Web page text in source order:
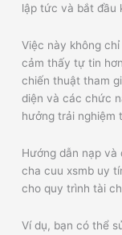
lập tức và bắt đầu
Việc này không
cảm thấy tự tin
chiến thuật tham
diện và các chức
hưởng trải nghiệm
Hướng dẫn nạp và
cha cuu xsmb uy
cho quy trình tài
Ví dụ, bạn có thể